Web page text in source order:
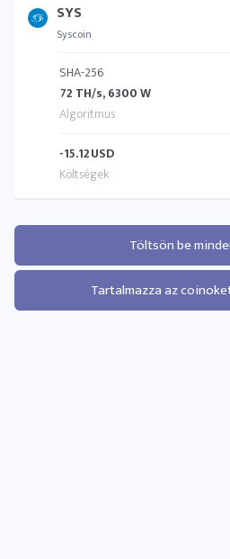
SYS
Syscoin
SHA-256
72 TH/s, 6300 W
-15.12USD
Töltsön be
Tartalmazza az